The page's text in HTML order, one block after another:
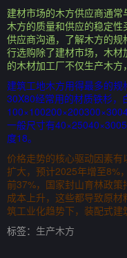
建材市场的木方供应商通
木方的质量和供应的稳定
供应商沟通，了解木方的
行选购除了建材市场，木
的木材加工厂不仅生产木方
建筑工地木方用得最多的
30X80经常用的材质铁杉，
一般尺寸有
度18。
价格走势的核心驱动因素
扩大，预计2025年增至8%
前37%，国家封山育林政
成本上升，这些都导致原
筑工业化趋势下，装配式建
标签： 生产木方